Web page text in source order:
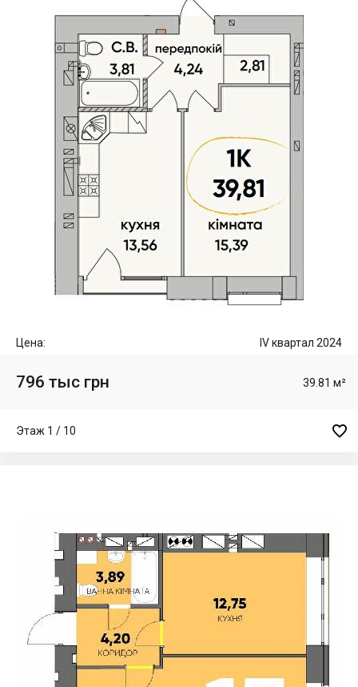
Цена: IV квартал 2024
796 тыс грн 39.81 м²
Этаж 1 / 10 